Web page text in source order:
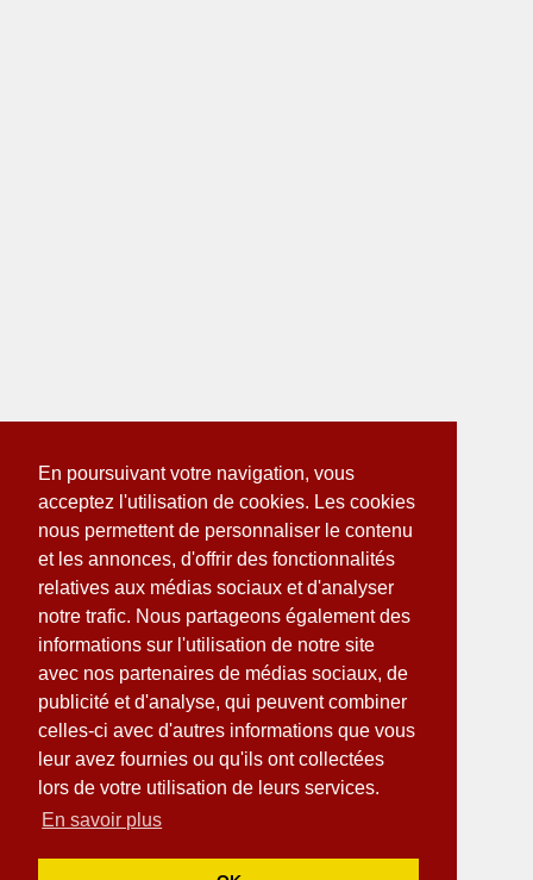
En poursuivant votre navigation, vous
acceptez l'utilisation de cookies. Les cookies
nous permettent de personnaliser le contenu
et les annonces, d'offrir des fonctionnalités
relatives aux médias sociaux et d'analyser
notre trafic. Nous partageons également des
informations sur l'utilisation de notre site
avec nos partenaires de médias sociaux, de
publicité et d'analyse, qui peuvent combiner
celles-ci avec d'autres informations que vous
leur avez fournies ou qu'ils ont collectées
lors de votre utilisation de leurs services.
En savoir plus